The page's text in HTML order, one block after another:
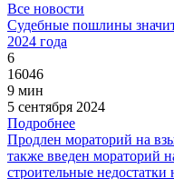
Все новости
Судебные пошлины
2024 года
6
16046
9 мин
5 сентября 2024
Подробнее
Продлен мораторий на
также введен мораторий
строительные